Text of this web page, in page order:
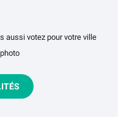
aussi votez pour votre ville